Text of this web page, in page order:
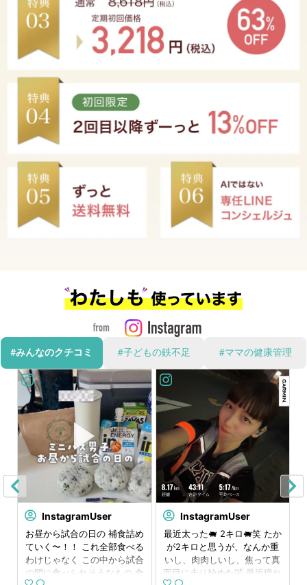
#みんなのクチコミ #子どもの鉄不足 #ママの健康管理
InstagramUser
お昼から試合の日の 補食詰め
ていく〜！！ これ全部食べる
わけじゃなく この中から試合
の間に食べられそうなもの 食
InstagramUser
最近太った🐖 2キロ🐖笑 たか
が2キロと思うが、なんか重
いし、肉肉しいし、焦って真
面目に走り始めた🤣 最近疲れ